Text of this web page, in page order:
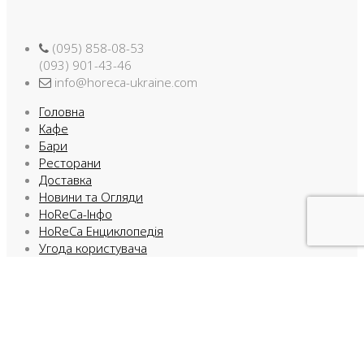
(095) 858-08-53
(093) 901-43-46
info@horeca-ukraine.com
Головна
Кафе
Бари
Ресторани
Доставка
Новини та Огляди
HoReCa-Інфо
HoReCa Енциклопедія
Угода користувача